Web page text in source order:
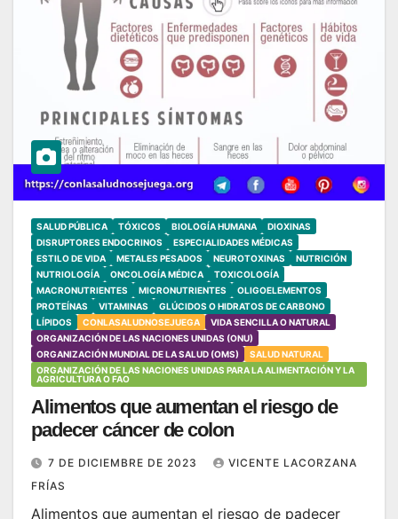
SALUD PÚBLICA TÓXICOS BIOLOGÍA HUMANA
DIOXINAS
DISRUPTORES ENDOCRINOS
ESPECIALIDADES MÉDICAS
ESTILO DE VIDA
METALES PESADOS NEUROTOXINAS
NUTRICIÓN
NUTRIOLOGÍA
ONCOLOGÍA MÉDICA
TOXICOLOGÍA
MACRONUTRIENTES
MICRONUTRIENTES
OLIGOELEMENTOS
PROTEÍNAS
VITAMINAS
GLÚCIDOS O HIDRATOS DE CARBONO
LÍPIDOS
CONLASALUDNOSEJUEGA
VIDA SENCILLA O NATURAL
ORGANIZACIÓN DE LAS NACIONES UNIDAS (ONU)
ORGANIZACIÓN MUNDIAL DE LA SALUD (OMS)
SALUD NATURAL
ORGANIZACIÓN DE LAS NACIONES UNIDAS PARA LA ALIMENTACIÓN Y LA
AGRICULTURA O FAO
Alimentos que aumentan el riesgo de
padecer cáncer de colon
7 DE DICIEMBRE DE 2023
VICENTE LACORZANA
FRÍAS
Alimentos que aumentan el riesgo de padecer